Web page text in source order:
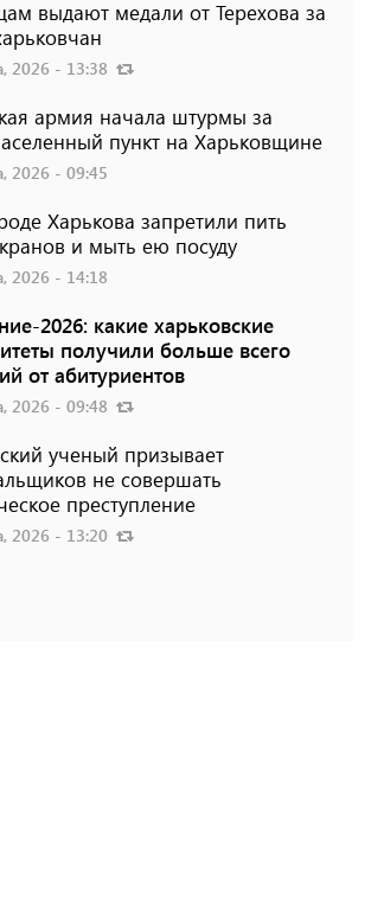
выдают медали от Терехова за
2026 - 13:38
армия начала штурмы за
пункт на Харьковщине
2026 - 09:45
Харькова запретили пить
и мыть ею посуду
2026 - 14:18
2026: какие харьковские
получили больше всего
от абитуриентов
2026 - 09:48
ученый призывает
не совершать
преступление
2026 - 13:20